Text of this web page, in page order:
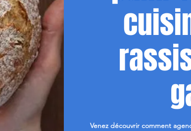
Venez découvrir comment